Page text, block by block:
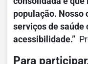
população.
serviços de saúde
acessibilidade.”
Para